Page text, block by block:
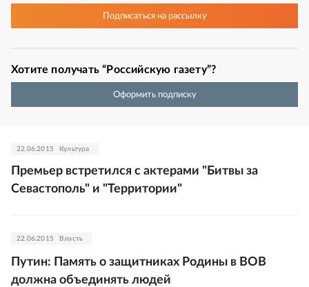
Подписатьсяна рассылку
Хотите получать “Российскую газету”?
Оформить подписку
22.06.2015 Культура
Премьер встретился с актерами "Битвы за
Севастополь" и "Территории"
22.06.2015 Власть
Путин: Память о защитниках Родины в ВОВ
должна объединять людей